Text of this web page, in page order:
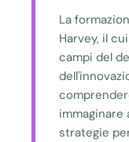
La
Harvey, il
campi del
strategie